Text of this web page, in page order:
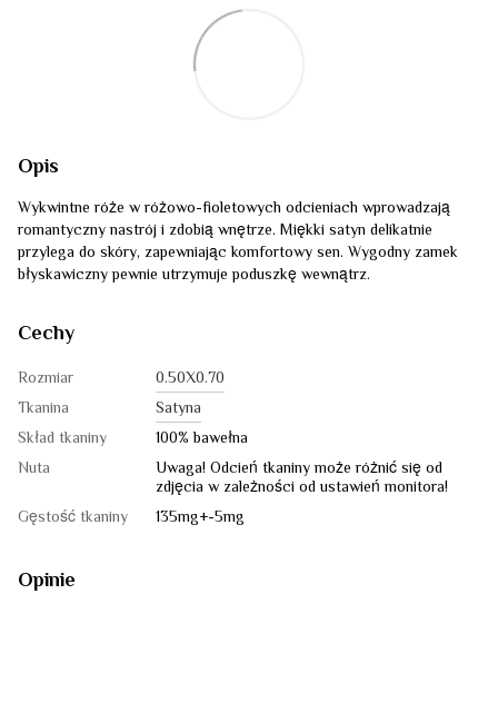
Opis
Wykwintne róże w różowo-fioletowych odcieniach wprowadzają
romantyczny nastrój i zdobią wnętrze. Miękki satyn delikatnie
przylega do skóry, zapewniając komfortowy sen. Wygodny zamek
błyskawiczny pewnie utrzymuje poduszkę wewnątrz.
Cechy
Rozmiar
0.50Х0.70
Tkanina
Satyna
Skład tkaniny
100% bawełna
Nuta
Uwaga! Odcień tkaniny może różnić się od
zdjęcia w zależności od ustawień monitora!
Gęstość tkaniny
135mg+-5mg
Opinie